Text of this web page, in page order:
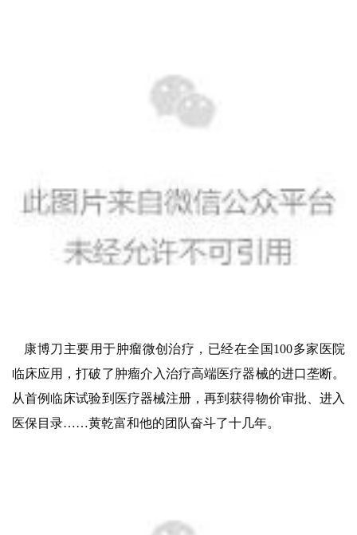
康博刀主要用于肿瘤微创治疗，已经在全国100多家医院
临床应用，打破了肿瘤介入治疗高端医疗器械的进口垄断。
从首例临床试验到医疗器械注册，再到获得物价审批、进入
医保目录……黄乾富和他的团队奋斗了十几年。